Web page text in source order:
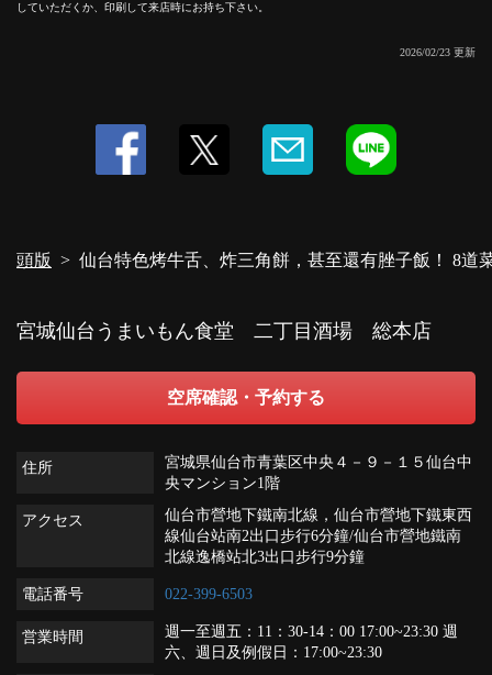
していただくか、印刷して来店時にお持ち下さい。
2026/02/23 更新
頭版 仙台特色烤牛舌、炸三角餅，甚至還有脞子飯！ 8道
もん食堂 二丁目酒場 総本店
閉じる
宮城仙台うまいもん食堂 二丁目酒場 総本店
空席確認・予約する
住所
宮城県仙台市青葉区中央４－９－１５仙台中
央マンション1階
アクセス
仙台市營地下鐵南北線，仙台市營地下鐵東西
線仙台站南2出口步行6分鐘/仙台市營地鐵南
北線逸橋站北3出口步行9分鐘
電話番号 022-399-6503
営業時間
週一至週五：11：30-14：00 17:00~23:30 週
六、週日及例假日：17:00~23:30